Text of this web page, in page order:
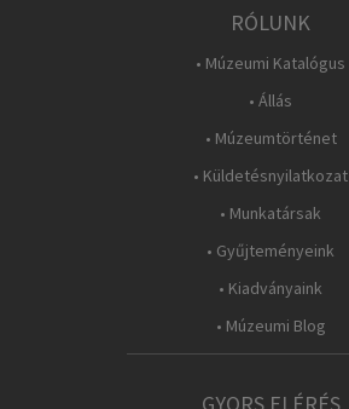
RÓLUNK
• Múzeumi Katalógus
• Állás
• Múzeumtörténet
• Küldetésnyilatkozat
• Munkatársak
• Gyűjteményeink
• Kiadványaink
• Múzeumi Blog